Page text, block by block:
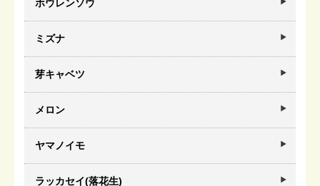
ホウレンソウ
ミズナ
芽キャベツ
メロン
ヤマノイモ
ラッカセイ(落花生)